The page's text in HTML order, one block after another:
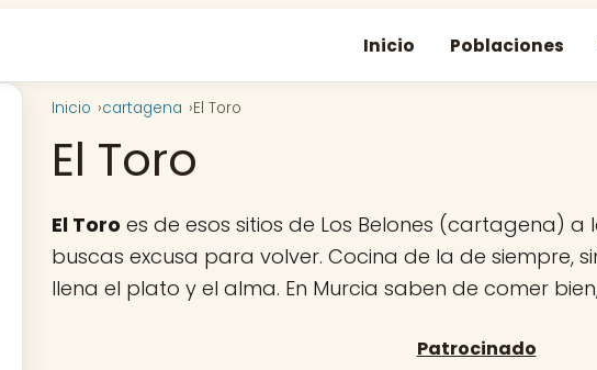
Inicio Poblaciones
Inicio cartagena El Toro
El Toro
El Toro es de esos sitios de Los Belones (cartagena) a
buscas excusa para volver. Cocina de la de siempre,
llena el plato y el alma. En Murcia saben de comer